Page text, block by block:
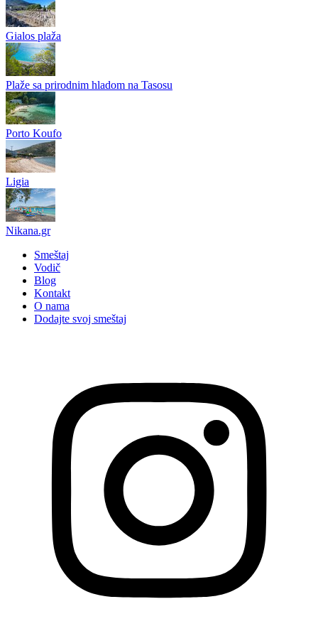
Gialos plaža
Plaže sa prirodnim hladom na Tasosu
Porto Koufo
Ligia
Nikana.gr
Smeštaj
Vodič
Blog
Kontakt
O nama
Dodajte svoj smeštaj